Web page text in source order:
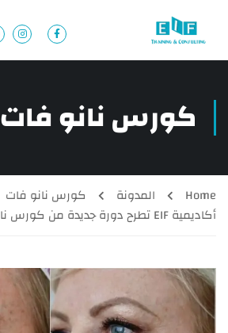
كورس نانو فات
Home المدونة
كورس نانو فات
أكاديمية EIF تطرح دورة جديدة من كورس نانو فات للأطباء